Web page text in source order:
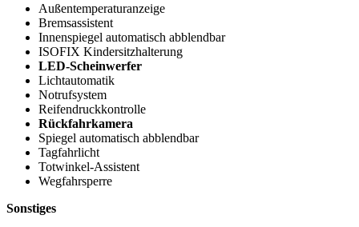
Außentemperaturanzeige
Bremsassistent
Innenspiegel automatisch abblendbar
ISOFIX Kindersitzhalterung
LED-Scheinwerfer
Lichtautomatik
Notrufsystem
Reifendruckkontrolle
Rückfahrkamera
Spiegel automatisch abblendbar
Tagfahrlicht
Totwinkel-Assistent
Wegfahrsperre
Sonstiges